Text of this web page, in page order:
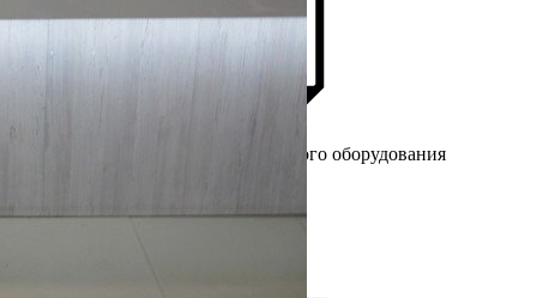
на рынке торгового оборудования